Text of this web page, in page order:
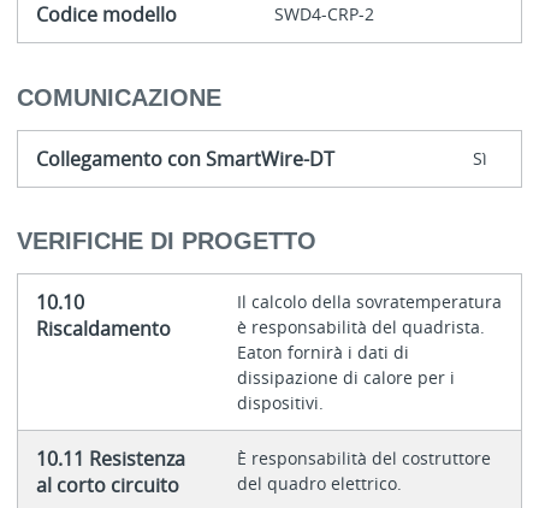
Codice modello SWD4-CRP-2
COMUNICAZIONE
Collegamento con SmartWire-DT Sì
VERIFICHE DI PROGETTO
10.10
Riscaldamento
Il calcolo della sovratemperatura
è responsabilità del quadrista.
Eaton fornirà i dati di
dissipazione di calore per i
dispositivi.
10.11 Resistenza
al corto circuito
È responsabilità del costruttore
del quadro elettrico.